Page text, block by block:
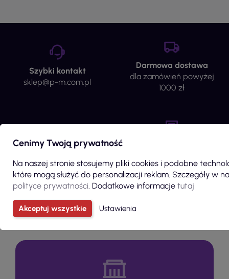
Szybki kontakt
sklep@p-m.com.pl
Darmowa dostawa
dla zamówień powyżej
1000 zł
Gwarancja zwrotu
do 14 dni od zamówienia
Wypełnij formularz
Cenimy Twoją prywatność
Na naszej stronie stosujemy pliki cookies i podobne
które mogą służyć do personalizacji reklam. Szczegóły w
polityce prywatności. Dodatkowe informacje tutaj
Akceptuj wszystkie Ustawienia